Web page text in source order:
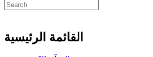
القائمة الرئيسية